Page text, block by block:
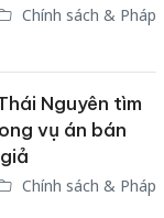
Chính sách & Pháp
Nguyên tìm
vụ án bán
Chính sách & Pháp